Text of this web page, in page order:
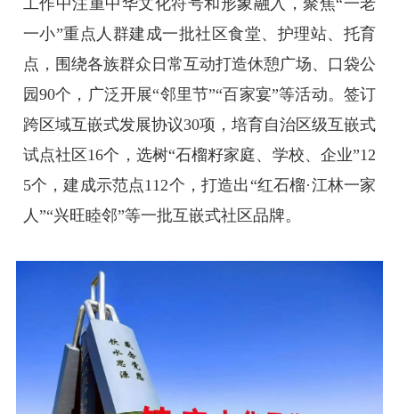
一小”重点人群建成一批社区食堂、护理站、托育
点，围绕各族群众日常互动打造休憩广场、口袋公
园90个，广泛开展“邻里节”“百家宴”等活动。签订
跨区域互嵌式发展协议30项，培育自治区级互嵌式
试点社区16个，选树“石榴籽家庭、学校、企业”12
5个，建成示范点112个，打造出“红石榴·江林一家
人”“兴旺睦邻”等一批互嵌式社区品牌。